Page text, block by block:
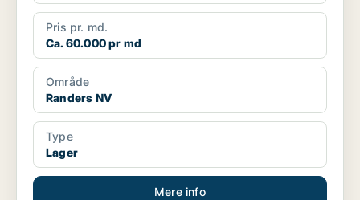
Pris pr. md.
Ca. 60.000 pr md
Område
Randers NV
Type
Lager
Mere info